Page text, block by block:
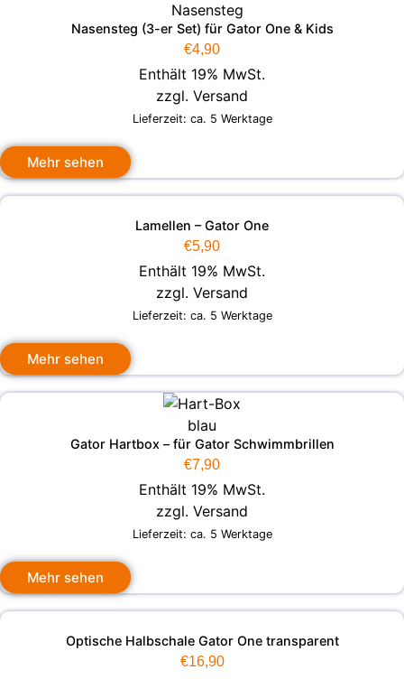
Nasensteg (3-er Set) für Gator One & Kids
€4,90
Enthält 19% MwSt.
zzgl. Versand
Lieferzeit: ca. 5 Werktage
Mehr sehen
Lamellen – Gator One
€5,90
Enthält 19% MwSt.
zzgl. Versand
Lieferzeit: ca. 5 Werktage
Mehr sehen
Gator Hartbox – für Gator Schwimmbrillen
€7,90
Enthält 19% MwSt.
zzgl. Versand
Lieferzeit: ca. 5 Werktage
Mehr sehen
Optische Halbschale Gator One transparent
€16,90